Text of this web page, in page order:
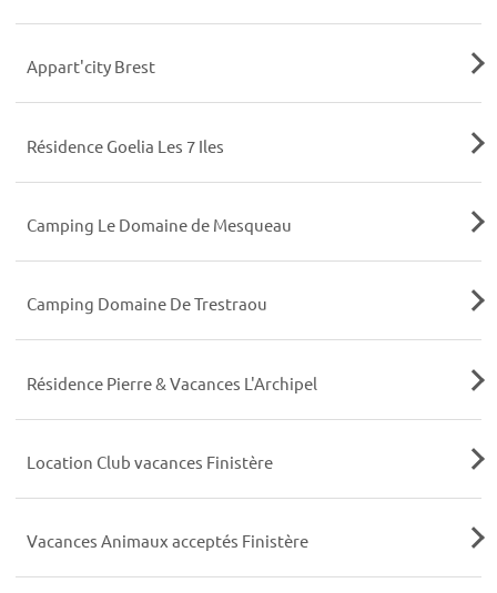
Appart'city Brest
Résidence Goelia Les 7 Iles
Camping Le Domaine de Mesqueau
Camping Domaine De Trestraou
Résidence Pierre & Vacances L'Archipel
Location Club vacances Finistère
Vacances Animaux acceptés Finistère